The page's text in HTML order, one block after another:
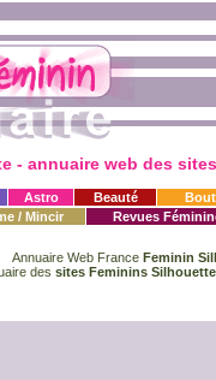
- annuaire web des
Astro Beauté
/ Mincir Revues
Annuaire Web France Feminin
des sites Feminins Silhouette